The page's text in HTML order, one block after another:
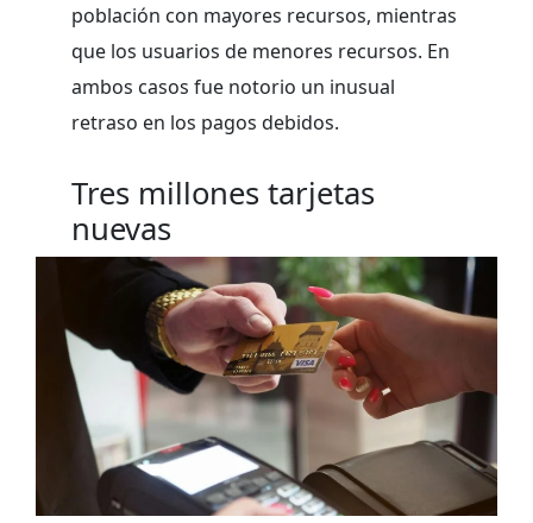
población con mayores recursos, mientras
que los usuarios de menores recursos. En
ambos casos fue notorio un inusual
retraso en los pagos debidos.
Tres millones tarjetas
nuevas